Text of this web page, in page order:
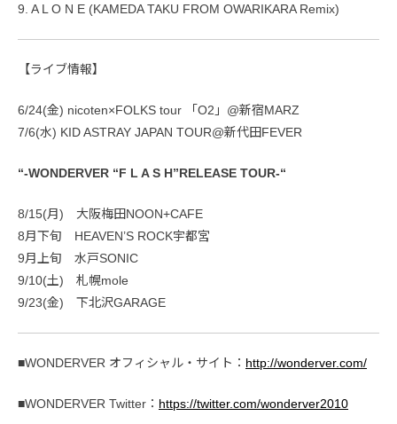
9. A L O N E (KAMEDA TAKU FROM OWARIKARA Remix)
【ライブ情報】
6/24(金) nicoten×FOLKS tour 「O2」@新宿MARZ
7/6(水) KID ASTRAY JAPAN TOUR@新代田FEVER
“-WONDERVER “F L A S H”RELEASE TOUR-“
8/15(月) 大阪梅田NOON+CAFE
8月下旬 HEAVEN’S ROCK宇都宮
9月上旬 水戸SONIC
9/10(土) 札幌mole
9/23(金) 下北沢GARAGE
■WONDERVER オフィシャル・サイト： http://wonderver.com/
■WONDERVER Twitter： https://twitter.com/wonderver2010